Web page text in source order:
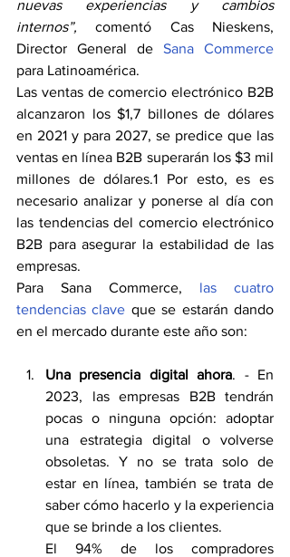
nuevas experiencias y cambios
internos”, comentó Cas Nieskens,
Director General de Sana Commerce
para Latinoamérica.
Las ventas de comercio electrónico B2B
alcanzaron los $1,7 billones de dólares
en 2021 y para 2027, se predice que las
ventas en línea B2B superarán los $3 mil
millones de dólares.1 Por esto, es es
necesario analizar y ponerse al día con
las tendencias del comercio electrónico
B2B para asegurar la estabilidad de las
empresas.
Para Sana Commerce, las cuatro
tendencias clave que se estarán dando
en el mercado durante este año son:
Una presencia digital ahora. - En
2023, las empresas B2B tendrán
pocas o ninguna opción: adoptar
una estrategia digital o volverse
obsoletas. Y no se trata solo de
estar en línea, también se trata de
saber cómo hacerlo y la experiencia
que se brinde a los clientes.
El 94% de los compradores